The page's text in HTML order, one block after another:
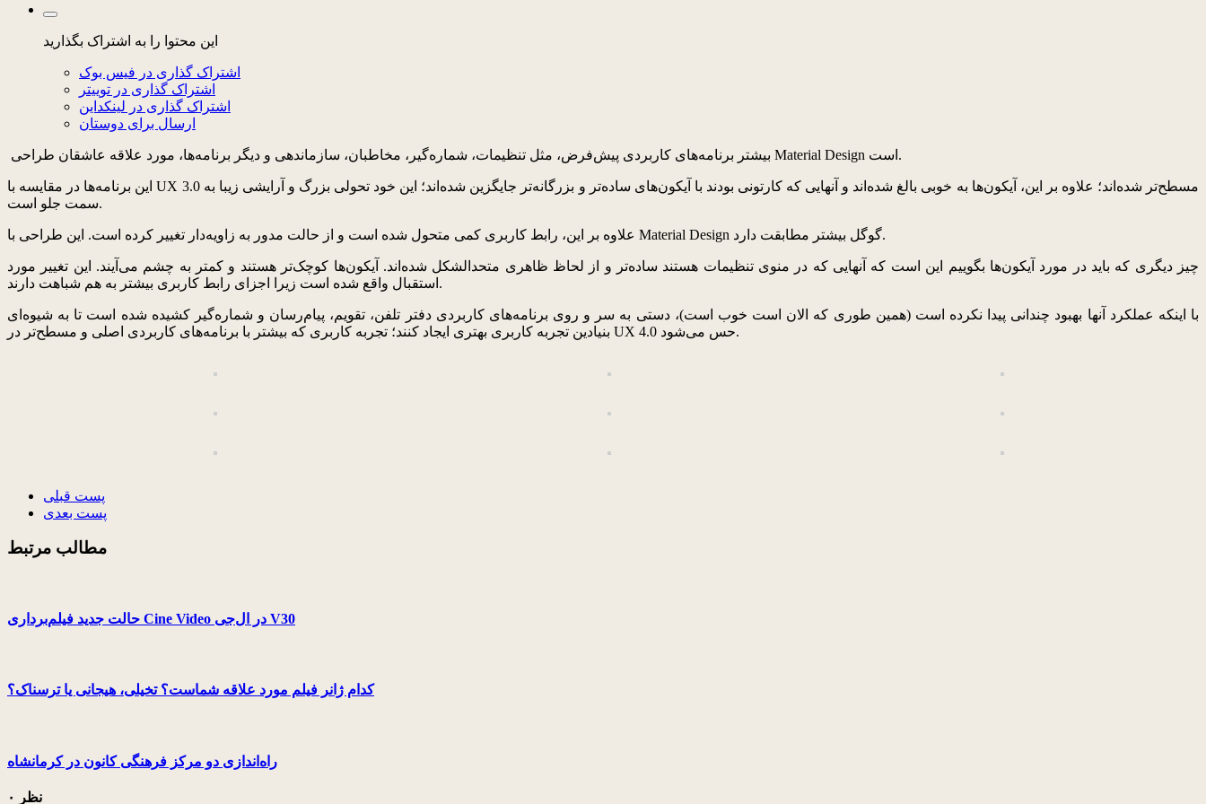
این محتوا را به اشتراک بگذارید
اشتراک گذاری در فیس بوک
اشتراک گذاری در توییتر
اشتراک گذاری در لینکداین
ارسال برای دوستان
بیشتر برنامه‌های کاربردی پیش‌فرض، مثل تنظیمات، شماره‌گیر، مخاطبان، سازماندهی و دیگر برنامه‌ها، مورد علاقه عاشقان طراحی Material Design است.
این برنامه‌ها در مقایسه با UX 3.0 مسطح‌تر شده‌اند؛ علاوه بر این، آیکون‌ها به خوبی بالغ شده‌اند و آنهایی که کارتونی بودند با آیکون‌های ساده‌تر و بزرگانه‌تر جایگزین شده‌اند؛ این خود تحولی بزرگ و آرایشی زیبا به
سمت جلو است.
علاوه بر این، رابط کاربری کمی متحول شده است و از حالت مدور به زاویه‌دار تغییر کرده است. این طراحی با Material Design گوگل بیشتر مطابقت دارد.
چیز دیگری که باید در مورد آیکون‌ها بگوییم این است که آنهایی که در منوی تنظیمات هستند ساده‌تر و از لحاظ ظاهری متحدالشکل شده‌اند. آیکون‌ها کوچک‌تر هستند و کمتر به چشم می‌آیند. این تغییر مورد
استقبال واقع شده است زیرا اجزای رابط کاربری بیشتر به هم شباهت دارند.
با اینکه عملکرد آنها بهبود چندانی پیدا نکرده است (همین طوری که الان است خوب است)، دستی به سر و روی برنامه‌های کاربردی دفتر تلفن، تقویم، پیام‌رسان و شماره‌گیر کشیده شده است تا به شیوه‌ای
بنیادین تجربه کاربری بهتری ایجاد کنند؛ تجربه کاربری که بیشتر با برنامه‌های کاربردی اصلی و مسطح‌تر در UX 4.0 حس می‌شود.
پست قبلی
پست بعدی
مطالب مرتبط
حالت جدید فیلم‌برداری Cine Video در ال‌جی V30
کدام ژانر فیلم مورد علاقه شماست؟ تخیلی، هیجانی یا ترسناک؟
راه‌اندازی دو مرکز فرهنگی کانون در کرمانشاه
۰ نظر